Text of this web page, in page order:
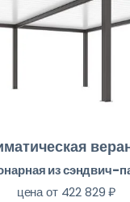
из сэндвич-
цена от 422 829 ₽